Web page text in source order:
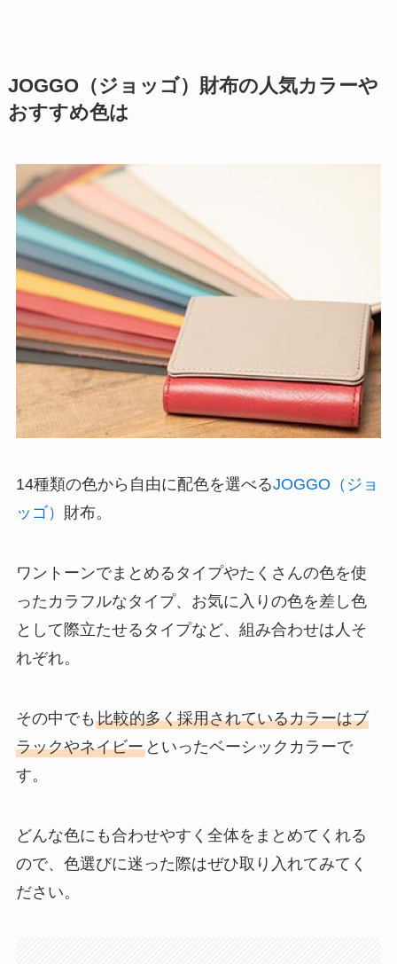
JOGGO（ジョッゴ）財布の人気カラーや
おすすめ色は
14種類の色から自由に配色を選べるJOGGO（ジョ
ッゴ） 財布。
ワントーンでまとめるタイプやたくさんの色を使
ったカラフルなタイプ、お気に入りの色を差し色
として際立たせるタイプなど、組み合わせは人そ
れぞれ。
その中でも 比較的多く採用されているカラーはブ
ラックやネイビーといったベーシックカラーで
す。
どんな色にも合わせやすく全体をまとめてくれる
ので、色選びに迷った際はぜひ取り入れてみてく
ださい。